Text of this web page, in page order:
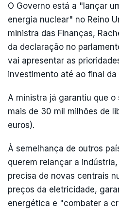
O Governo está a "lançar
energia nuclear" no Reino
ministra das Finanças,
da declaração no
vai apresentar as
investimento até ao final da
A ministra já garantiu que
mais de 30 mil milhões de
euros).
À semelhança de outros
querem relançar a
precisa de novas centrais
preços da eletricidade,
energética e "combater a